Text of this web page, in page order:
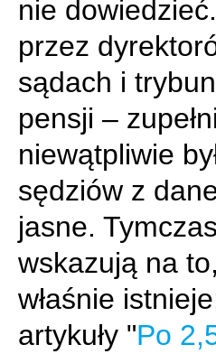
nie
przez
sądach i
pensji –
niewątpliwie
sędziów z
jasne.
wskazują na
właśnie
artykuły "Po